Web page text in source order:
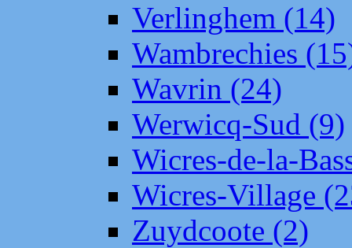
Verlinghem (14)
Wambrechies
Wavrin (24)
Werwicq-Sud (9)
Wicres-de-la-
Wicres-Village
Zuydcoote (2)